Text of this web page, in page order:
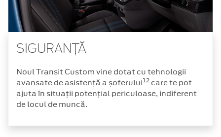
SIGURANȚĂ
Noul Transit Custom vine dotat cu tehnologii
avansate de asistență a șoferului12 care te pot
ajuta în situații potențial periculoase, indiferent
de locul de muncă.